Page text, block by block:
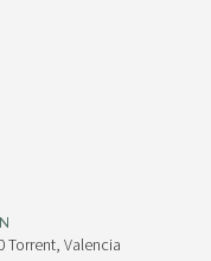
Torrent, Valencia